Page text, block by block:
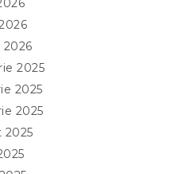
2025
2025
2025
2025